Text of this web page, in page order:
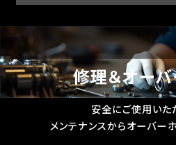
修理＆オー
安全にご使用いた
メンテナンスからオーバー